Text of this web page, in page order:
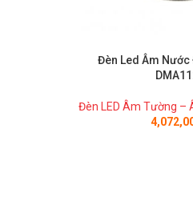
Đèn Led Âm Nước
Đèn LED Âm Tường –